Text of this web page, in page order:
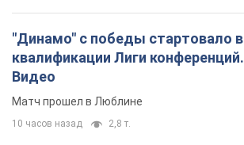
"Динамо" с победы стартовало в
квалификации Лиги конференций.
Видео
Матч прошел в Люблине
10 часов назад 2,8 т.